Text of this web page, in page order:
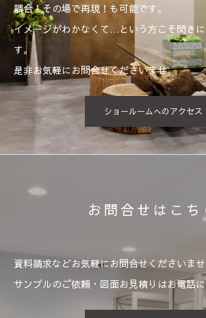
調合！その場で再現！も可能です。
イメージがわかなくて…という方こそ閃き
す。
是非お気軽にお問合せくださいませ。
ショールームへのアクセス
お問合せはこち
資料請求などお気軽にお問合せくださいませ
サンプルのご依頼・図面お見積りはお電話